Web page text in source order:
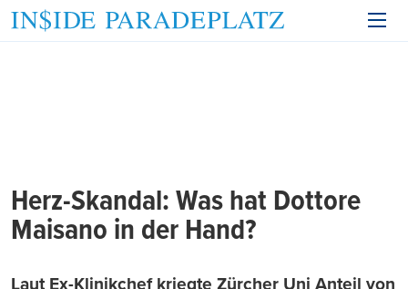
Herz-Skandal: Was hat Dottore
Maisano in der Hand?
Laut Ex-Klinikchef kriegte Zürcher Uni Anteil von